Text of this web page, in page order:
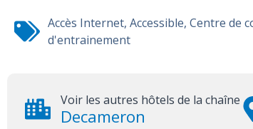
Accès Internet, Accessible, Centre de
d'entrainement
Voir les autres hôtels de la chaîne
Decameron